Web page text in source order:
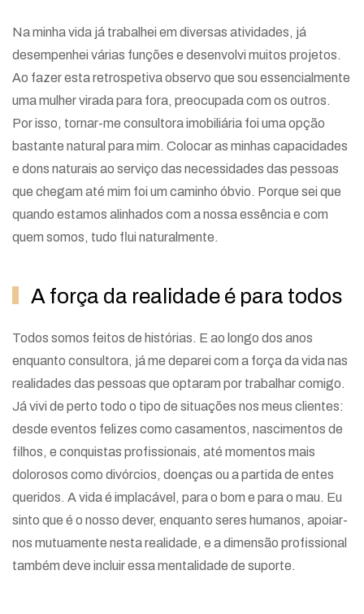
Na minha vida já trabalhei em diversas atividades, já
desempenhei várias funções e desenvolvi muitos projetos.
Ao fazer esta retrospetiva observo que sou essencialmente
uma mulher virada para fora, preocupada com os outros.
Por isso, tornar-me consultora imobiliária foi uma opção
bastante natural para mim. Colocar as minhas capacidades
e dons naturais ao serviço das necessidades das pessoas
que chegam até mim foi um caminho óbvio. Porque sei que
quando estamos alinhados com a nossa essência e com
quem somos, tudo flui naturalmente.
A força da realidade é para todos
Todos somos feitos de histórias. E ao longo dos anos
enquanto consultora, já me deparei com a força da vida nas
realidades das pessoas que optaram por trabalhar comigo.
Já vivi de perto todo o tipo de situações nos meus clientes:
desde eventos felizes como casamentos, nascimentos de
filhos, e conquistas profissionais, até momentos mais
dolorosos como divórcios, doenças ou a partida de entes
queridos. A vida é implacável, para o bom e para o mau. Eu
sinto que é o nosso dever, enquanto seres humanos, apoiar-
nos mutuamente nesta realidade, e a dimensão profissional
também deve incluir essa mentalidade de suporte.